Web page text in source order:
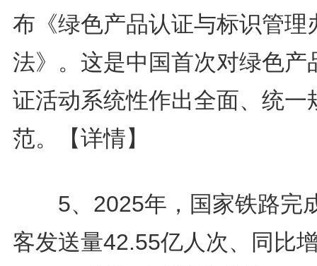
布《绿色产品认证与标识管理
法》。这是中国首次对绿色产
证活动系统性作出全面、统一
范。
【详情】
5、2025年，国家铁路完
客发送量42.55亿人次、同比